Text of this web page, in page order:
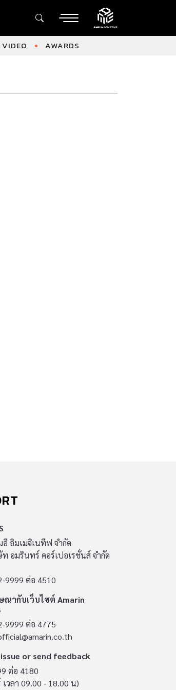
VIDEO AWARDS
อิมเมจิเนทีฟ จำกัด
อมรินทร์ คอร์เปอเรชั่นส์ จำกัด
9999 ต่อ 4510
ณากับเว็บไซต์ Amarin
9999 ต่อ 4775
or send feedback
ต่อ 4180
วลา 09.00 - 18.00 น)